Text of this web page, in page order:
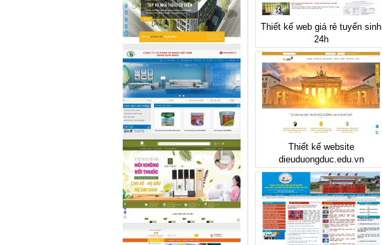
Thiết kế web giá rẻ tuyển sinh
24h
Thiết kế website
dieuduongduc.edu.vn